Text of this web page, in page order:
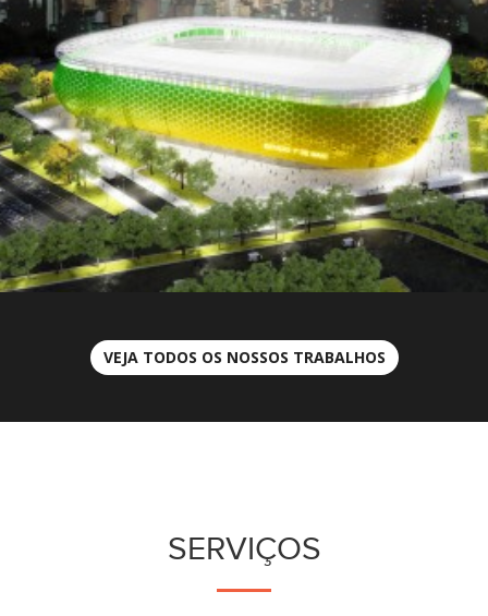
VEJA TODOS OS NOSSOS TRABALHOS
SERVIÇOS